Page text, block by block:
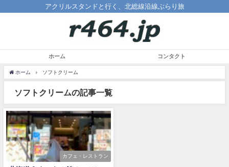
アクリルスタンドと行く、北総線沿線ぶらり旅
ホーム コンタクト
ホーム ソフトクリーム
ソフトクリームの記事一覧
カフェ・レストラン